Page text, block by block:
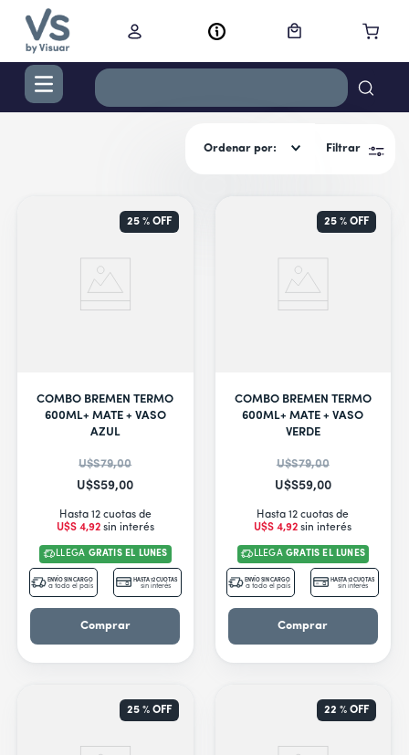
Ordenar por Filtrar
COMBO BREMEN TERMO
600ML+ MATE + VASO
AZUL
U$S79,00
U$S59,00
Hasta 12 cuotas de
U$S 4,92sin interés
25 %OFF
LLEGA GRATIS EL LUNES
ENVÍO SIN CARGO
a todo el país
HASTA 12 CUOTAS
sin interés
Comprar
COMBO BREMEN TERMO
600ML+ MATE + VASO
VERDE
U$S79,00
U$S59,00
Hasta 12 cuotas de
U$S 4,92 sin interés
25 % OFF
LLEGA GRATIS EL LUNES
ENVÍO SIN CARGO
a todo el país
HASTA 12 CUOTAS
sin interés
Comprar
25 %OFF 22 % OFF
cocina
secador
cortacabello
9.
secarropas
aire acondicionado inverter